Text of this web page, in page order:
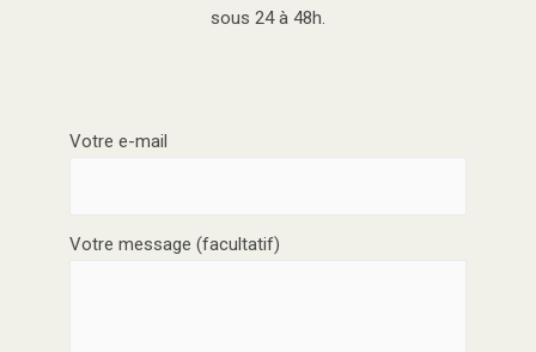
sous 24 à 48h.
Votre e-mail
Votre message (facultatif)